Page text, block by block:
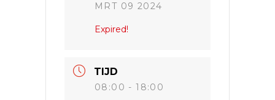
MRT 09 2024
Expired!
TIJD
08:00 - 18:00